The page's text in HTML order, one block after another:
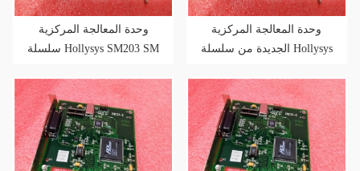
وحدة المعالجة المركزية
سلسلة Hollysys SM203 SM
وحدة المعالجة المركزية
الجديدة من سلسلة Hollysys